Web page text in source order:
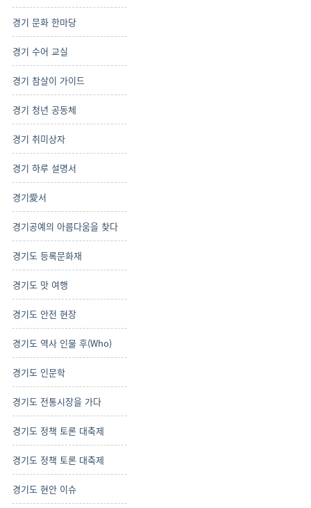
경기 문화 한마당
경기 수어 교실
경기 참살이 가이드
경기 청년 공동체
경기 취미상자
경기 하루 설명서
경기愛서
경기공예의 아름다움을 찾다
경기도 등록문화재
경기도 맛 여행
경기도 안전 현장
경기도 역사 인물 후(Who)
경기도 인문학
경기도 전통시장을 가다
경기도 정책 토론 대축제
경기도 정책 토론 대축제
경기도 현안 이슈